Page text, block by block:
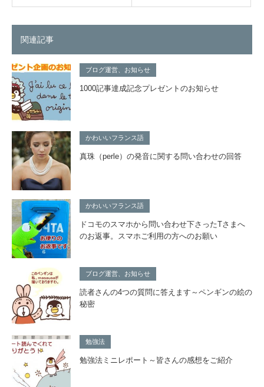
関連記事
ブログ運営、お知らせ
1000記事達成記念プレゼントのお知らせ
かわいいフランス語
真珠（perle）の発音に関する問い合わせの回答
かわいいフランス語
ドコモのスマホから問い合わせ下さったTさまへ
のお返事。スマホご利用の方へのお願い
ブログ運営、お知らせ
読者さんの4つの質問に答えます～ペンギンの絵の
秘密
勉強法
勉強法ミニレポート～皆さんの感想をご紹介